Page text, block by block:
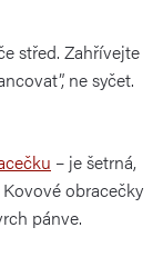
střed. Zahřívejte
ne syčet.
– je šetrná,
obracečky
pánve.